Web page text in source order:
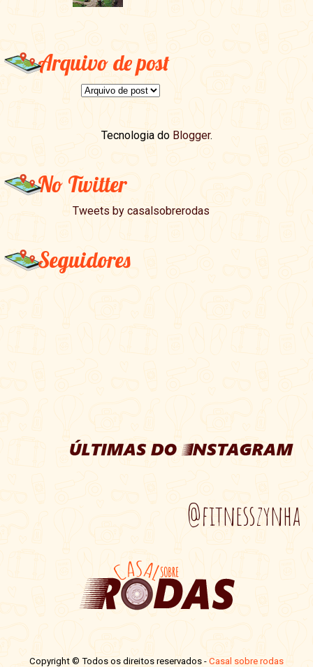
Arquivo de post
Tecnologia do Blogger.
No Twitter
Tweets by casalsobrerodas
Seguidores
@fitnesszynha
Copyright © Todos os direitos reservados - Casal sobre rodas